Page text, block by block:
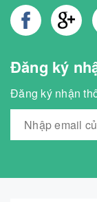
Đăng ký
Đăng ký nhận